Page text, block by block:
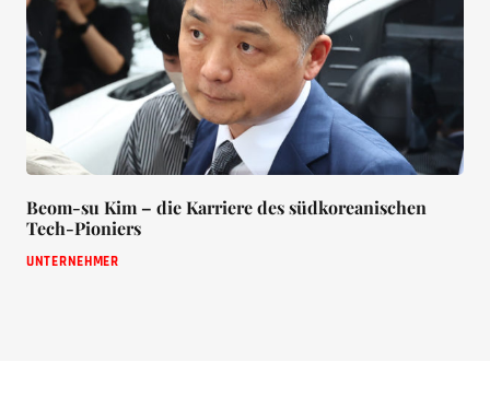
Beom-su Kim – die Karriere des südkoreanischen
Tech-Pioniers
UNTERNEHMER